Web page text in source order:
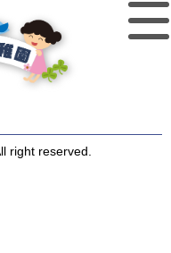
right reserved.